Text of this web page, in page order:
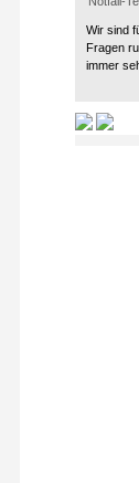
Wir sind
Fragen
immer